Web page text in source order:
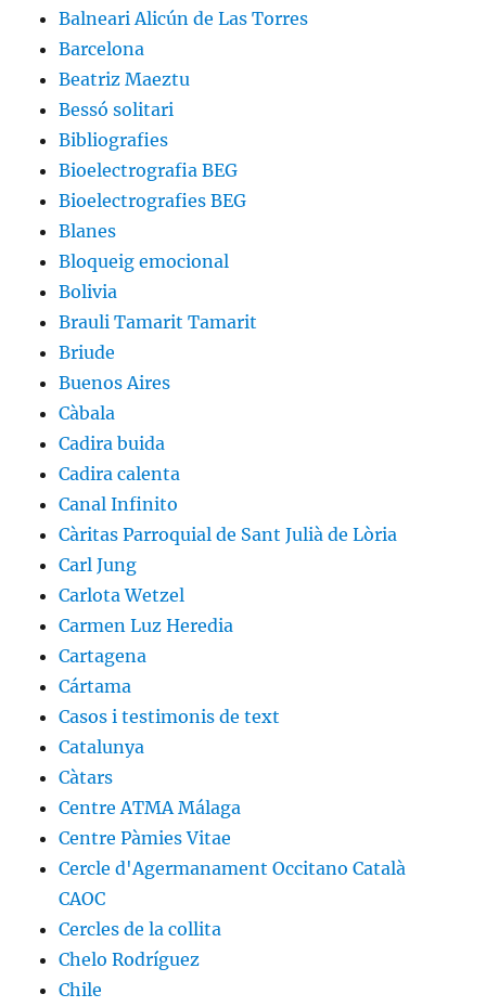
Balneari Alicún de Las Torres
Barcelona
Beatriz Maeztu
Bessó solitari
Bibliografies
Bioelectrografia BEG
Bioelectrografies BEG
Blanes
Bloqueig emocional
Bolivia
Brauli Tamarit Tamarit
Briude
Buenos Aires
Càbala
Cadira buida
Cadira calenta
Canal Infinito
Càritas Parroquial de Sant Julià de Lòria
Carl Jung
Carlota Wetzel
Carmen Luz Heredia
Cartagena
Cártama
Casos i testimonis de text
Catalunya
Càtars
Centre ATMA Málaga
Centre Pàmies Vitae
Cercle d'Agermanament Occitano Català
CAOC
Cercles de la collita
Chelo Rodríguez
Chile